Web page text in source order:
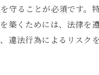
守ることが必須です
築くためには、法律を
違法行為によるリス